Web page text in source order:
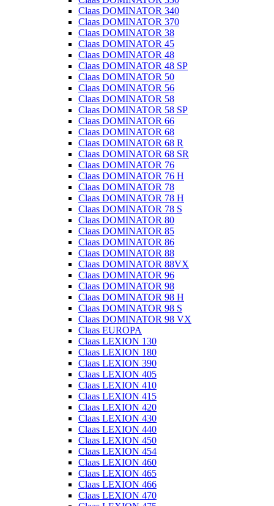
Claas DOMINATOR 340
Claas DOMINATOR 370
Claas DOMINATOR 38
Claas DOMINATOR 45
Claas DOMINATOR 48
Claas DOMINATOR 48 SP
Claas DOMINATOR 50
Claas DOMINATOR 56
Claas DOMINATOR 58
Claas DOMINATOR 58 SP
Claas DOMINATOR 66
Claas DOMINATOR 68
Claas DOMINATOR 68 R
Claas DOMINATOR 68 SR
Claas DOMINATOR 76
Claas DOMINATOR 76 H
Claas DOMINATOR 78
Claas DOMINATOR 78 H
Claas DOMINATOR 78 S
Claas DOMINATOR 80
Claas DOMINATOR 85
Claas DOMINATOR 86
Claas DOMINATOR 88
Claas DOMINATOR 88VX
Claas DOMINATOR 96
Claas DOMINATOR 98
Claas DOMINATOR 98 H
Claas DOMINATOR 98 S
Claas DOMINATOR 98 VX
Claas EUROPA
Claas LEXION 130
Claas LEXION 180
Claas LEXION 390
Claas LEXION 405
Claas LEXION 410
Claas LEXION 415
Claas LEXION 420
Claas LEXION 430
Claas LEXION 440
Claas LEXION 450
Claas LEXION 454
Claas LEXION 460
Claas LEXION 465
Claas LEXION 466
Claas LEXION 470